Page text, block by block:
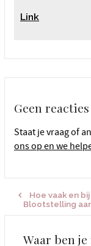
Link
Geen reacties
Staat je vraag of
ons op en we
Hoe vaak en
Blootstelling
Waar ben